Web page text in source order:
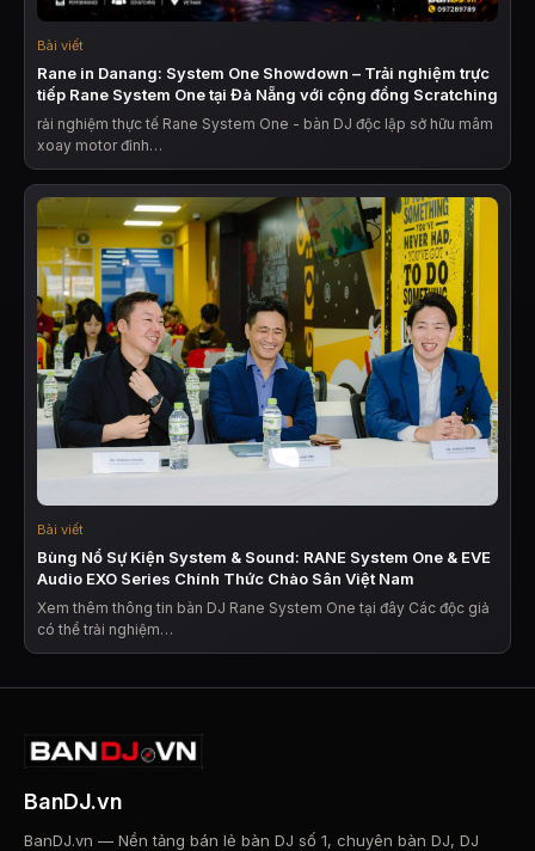
Bài viết
Rane in Danang: System One Showdown – Trải nghiệm trực
tiếp Rane System One tại Đà Nẵng với cộng đồng Scratching
rải nghiệm thực tế Rane System One - bàn DJ độc lập sở hữu mâm
xoay motor đỉnh…
Bài viết
Bùng Nổ Sự Kiện System & Sound: RANE System One & EVE
Audio EXO Series Chính Thức Chào Sân Việt Nam
Xem thêm thông tin bàn DJ Rane System One tại đây Các độc giả
có thể trải nghiệm…
BanDJ.vn
BanDJ.vn — Nền tảng bán lẻ bàn DJ số 1, chuyên bàn DJ, DJ